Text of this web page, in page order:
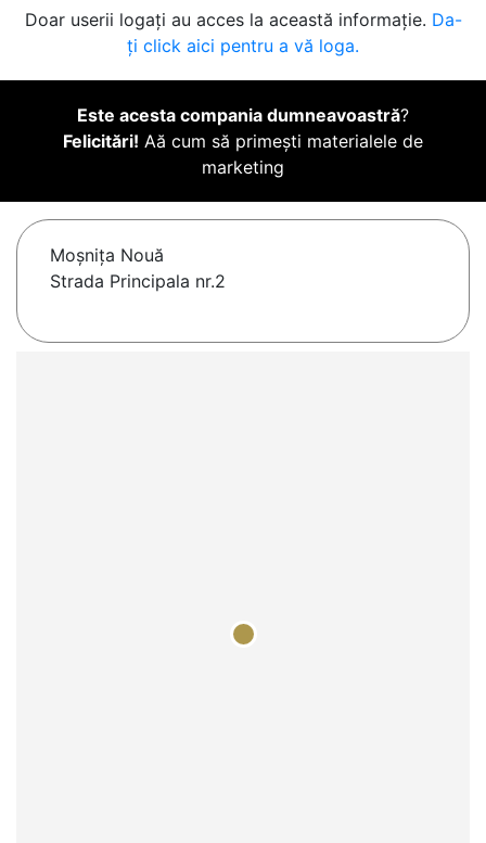
Doar userii logați au acces la această informație. Da-
ți click aici pentru a vă loga.
Este acesta compania dumneavoastră?
Felicitări! Aă cum să primești materialele de
marketing
Moşniţa Nouă
Strada Principala nr.2